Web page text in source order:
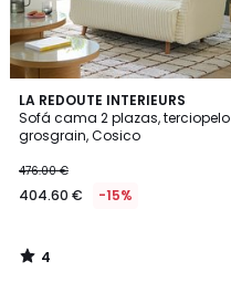
LA REDOUTE INTERIEURS
Sofá cama 2 plazas, terciopelo
grosgrain, Cosico
476.00 €
404.60 € -15%
4
/
5
4
/